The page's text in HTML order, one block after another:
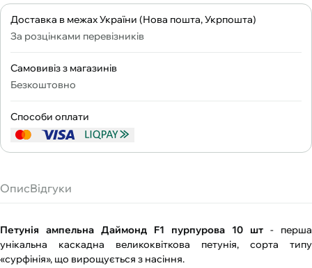
Доставка в межах України (Нова пошта, Укрпошта)
За розцінками перевізників
Самовивіз з магазинів
Безкоштовно
Способи оплати
ОписВідгуки
Петунія ампельна Даймонд F1 пурпурова 10 шт - перша
унікальна каскадна великоквіткова петунія, сорта типу
«сурфінія», що вирощується з насіння.